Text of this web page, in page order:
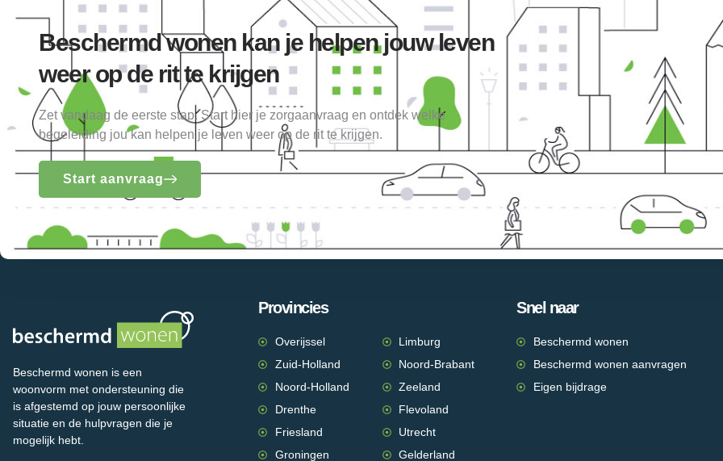
Beschermd wonen kan je helpen jouw leven
weer op de rit te krijgen
Zet vandaag de eerste stap. Start hier je zorgaanvraag en ontdek welke
begeleiding jou kan helpen je leven weer op de rit te krijgen.
Start aanvraag
Beschermd wonen is een
woonvorm met ondersteuning die
is afgestemd op jouw persoonlijke
situatie en de hulpvragen die je
mogelijk hebt.
Provincies
Overijssel
Zuid-Holland
Noord-Holland
Drenthe
Friesland
Groningen
Limburg
Noord-Brabant
Zeeland
Flevoland
Utrecht
Gelderland
Snel naar
Beschermd wonen
Beschermd wonen aanvragen
Eigen bijdrage